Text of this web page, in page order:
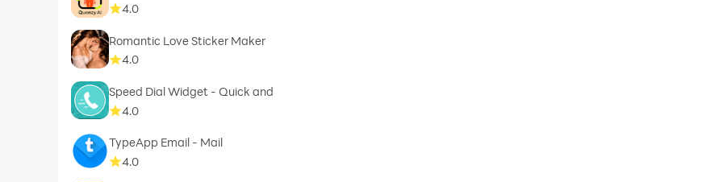
4.0
Romantic Love Sticker Maker
4.0
Speed Dial Widget - Quick and
4.0
TypeApp Email - Mail
4.0